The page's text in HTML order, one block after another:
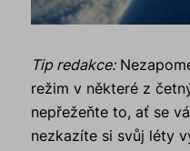
Tip redakce:
režim v některé z
nepřežeňte to, ať se
nezkazíte si svůj léty